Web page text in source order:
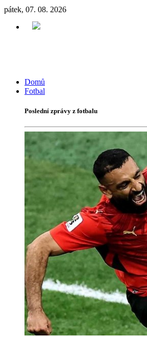
pátek, 07. 08. 2026
Domů
Fotbal
Poslední zprávy z fotbalu